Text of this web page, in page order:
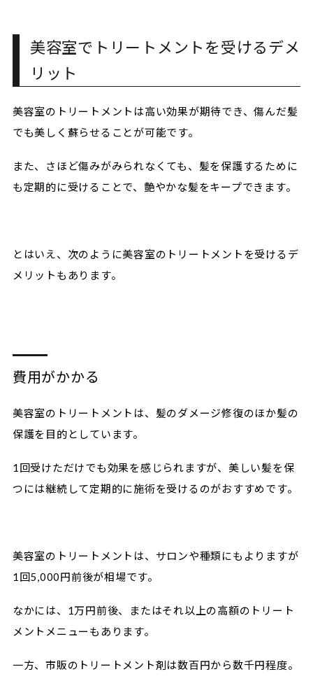
美容室でトリートメントを受けるデメ
リット
美容室のトリートメントは高い効果が期待でき、傷んだ髪
でも美しく蘇らせることが可能です。
また、さほど傷みがみられなくても、髪を保護するために
も定期的に受けることで、艶やかな髪をキープできます。
とはいえ、次のように美容室のトリートメントを受けるデ
メリットもあります。
費用がかかる
美容室のトリートメントは、髪のダメージ修復のほか髪の
保護を目的としています。
1回受けただけでも効果を感じられますが、美しい髪を保
つには継続して定期的に施術を受けるのがおすすめです。
美容室のトリートメントは、サロンや種類にもよりますが
1回5,000円前後が相場です。
なかには、1万円前後、またはそれ以上の高額のトリート
メントメニューもあります。
一方、市販のトリートメント剤は数百円から数千円程度。